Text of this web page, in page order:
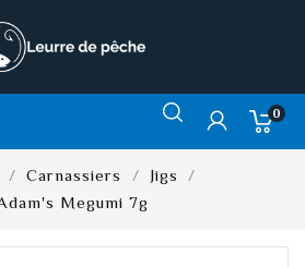
0
Carnassiers
Jigs
Megumi 7g